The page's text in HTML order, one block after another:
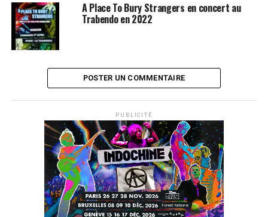
A Place To Bury Strangers en concert au
Trabendo en 2022
POSTER UN COMMENTAIRE
PUBLICITÉ